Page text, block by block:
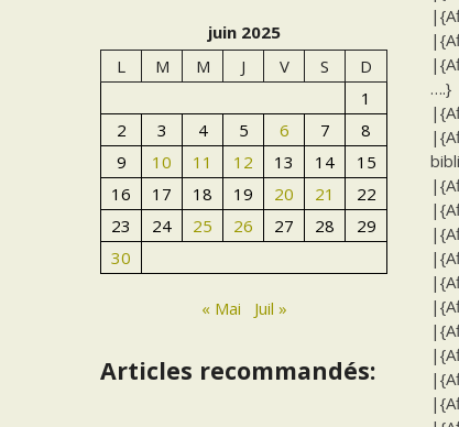
….}
juin 2025
L
M M J V S
D
1
2
3 4 5 6 7
8
9
10 11 12 13 14
15
16
17 18 19 20 21
22
23
24 25 26 27 28
29
30
« Mai Juil »
Articles recommandés: